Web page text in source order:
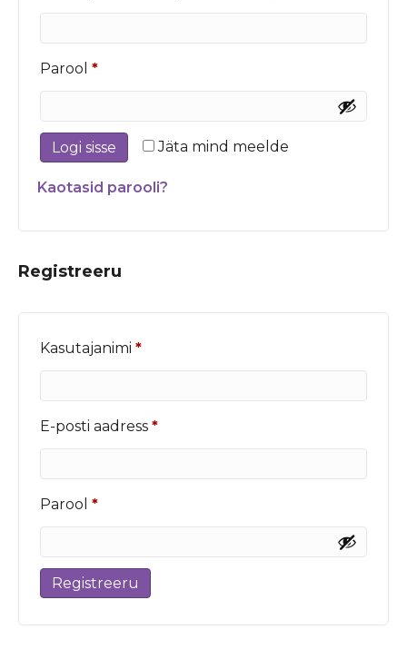
Parool *Nõutud
Jäta mind meelde
Logi sisse
Kaotasid parooli?
Registreeru
Kasutajanimi *Nõutud
E-posti aadress *Nõutud
Parool *Nõutud
Registreeru